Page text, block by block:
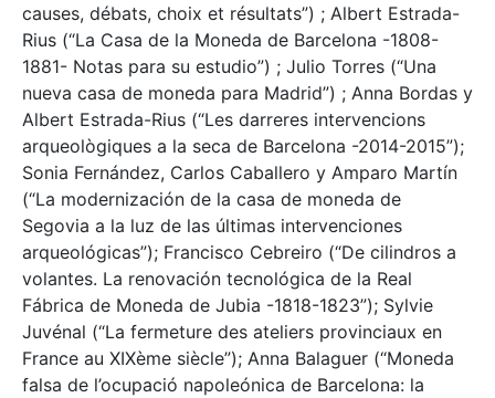
causes, débats, choix et résultats”) ; Albert Estrada-
Rius (“La Casa de la Moneda de Barcelona -1808-
1881- Notas para su estudio”) ; Julio Torres (“Una
nueva casa de moneda para Madrid”) ; Anna Bordas y
Albert Estrada-Rius (“Les darreres intervencions
arqueològiques a la seca de Barcelona -2014-2015”);
Sonia Fernández, Carlos Caballero y Amparo Martín
(“La modernización de la casa de moneda de
Segovia a la luz de las últimas intervenciones
arqueológicas”); Francisco Cebreiro (“De cilindros a
volantes. La renovación tecnológica de la Real
Fábrica de Moneda de Jubia -1818-1823”); Sylvie
Juvénal (“La fermeture des ateliers provinciaux en
France au XIXème siècle”); Anna Balaguer (“Moneda
falsa de l’ocupació napoleónica de Barcelona: la